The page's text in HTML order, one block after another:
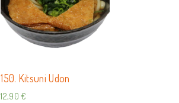
150. Kitsuni Udon
12,90€